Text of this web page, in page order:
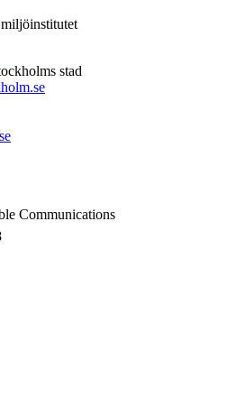
stad
Communications